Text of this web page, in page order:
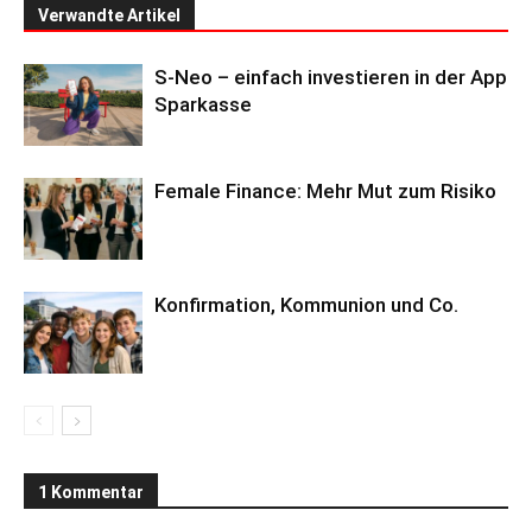
Verwandte Artikel
S-Neo – einfach investieren in der App
Sparkasse
Female Finance: Mehr Mut zum Risiko
Konfirmation, Kommunion und Co.
1 Kommentar